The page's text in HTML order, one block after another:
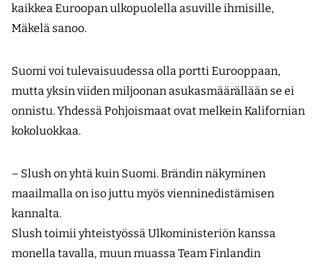
kaikkea Euroopan ulkopuolella asuville ihmisille,
Mäkelä sanoo.
Suomi voi tulevaisuudessa olla portti Eurooppaan,
mutta yksin viiden miljoonan asukasmäärällään se ei
onnistu. Yhdessä Pohjoismaat ovat melkein Kalifornian
kokoluokkaa.
– Slush on yhtä kuin Suomi. Brändin näkyminen
maailmalla on iso juttu myös vienninedistämisen
kannalta.
Slush toimii yhteistyössä Ulkoministeriön kanssa
monella tavalla, muun muassa Team Finlandin